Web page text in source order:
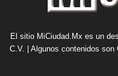
El sitio MiCiudad.Mx es un
C.V. | Algunos contenidos son